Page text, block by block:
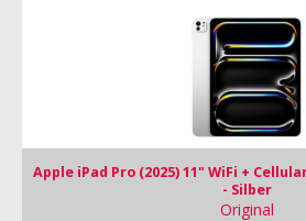
Apple iPad Pro (2025) 11" WiFi +
- Silber
Original